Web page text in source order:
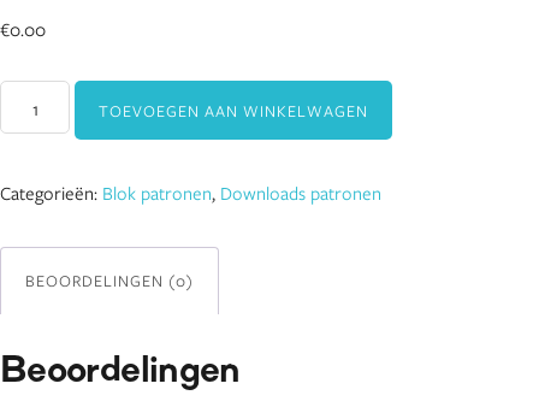
€0.00
Dieren
120
150
TOEVOEGEN AAN WINKELWAGEN
Categorieën: Blok patronen, Downloads patronen
BEOORDELINGEN (0)
Beoordelingen